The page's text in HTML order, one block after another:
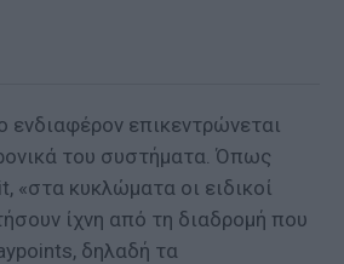
ενδιαφέρον επικεντρώνεται
του συστήματα. Όπως
«στα κυκλώματα οι ειδικοί
ίχνη από τη διαδρομή που
δηλαδή τα